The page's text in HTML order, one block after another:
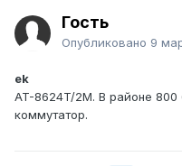
Гость
Опубликовано 9
ek
AT-8624T/2M. В районе
коммутатор.